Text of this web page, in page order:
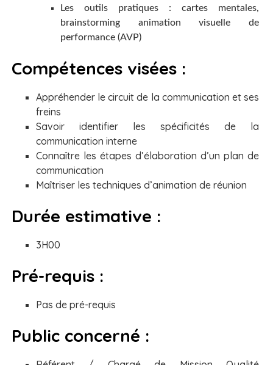
Les outils pratiques : cartes mentales,
brainstorming animation visuelle de
performance (AVP)
Compétences visées :
Appréhender le circuit de la communication et ses
freins
Savoir identifier les spécificités de la
communication interne
Connaître les étapes d’élaboration d’un plan de
communication
Maîtriser les techniques d’animation de réunion
Durée estimative :
3H00
Pré-requis :
Pas de pré-requis
Public concerné :